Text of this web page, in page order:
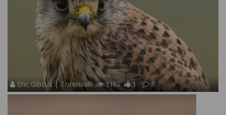
Eric Gibcus | Torenvalk 1185 1 8